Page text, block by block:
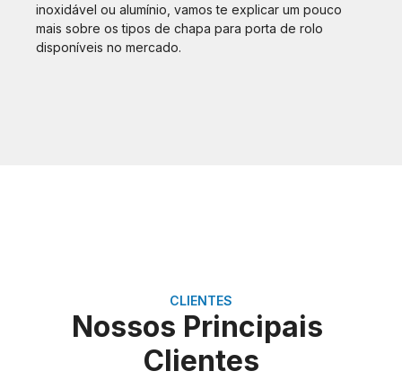
inoxidável ou alumínio, vamos te explicar um pouco
mais sobre os tipos de chapa para porta de rolo
disponíveis no mercado.
CLIENTES
Nossos Principais
Clientes